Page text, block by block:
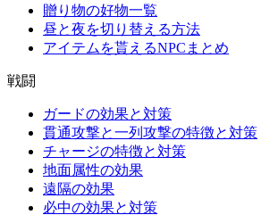
贈り物の好物一覧
昼と夜を切り替える方法
アイテムを貰えるNPCまとめ
戦闘
ガードの効果と対策
貫通攻撃と一列攻撃の特徴と対策
チャージの特徴と対策
地面属性の効果
遠隔の効果
必中の効果と対策